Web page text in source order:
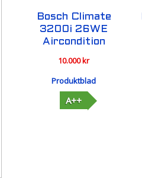
Bosch Climate
3200i 26WE
Aircondition
10.000kr
Produktblad
A++